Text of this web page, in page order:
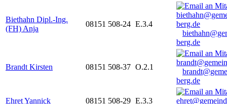
Biethahn Dipl.-Ing.
(FH) Anja
08151 508-24 E.3.4
berg.de
Brandt Kirsten 08151 508-37 O.2.1
berg.de
Ehret Yannick 08151 508-29 E.3.3